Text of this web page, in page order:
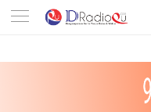
-->